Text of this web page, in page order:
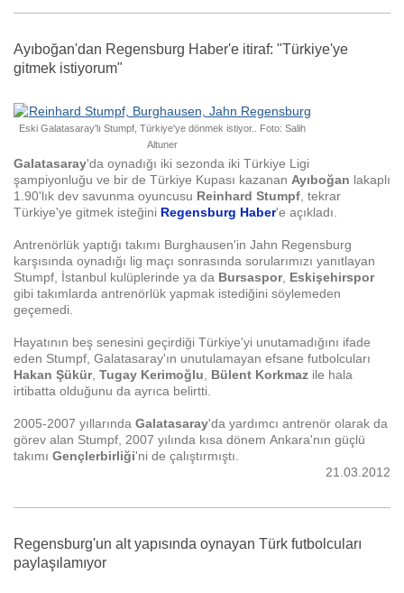
Ayıboğan'dan Regensburg Haber'e itiraf: "Türkiye'ye
gitmek istiyorum"
Eski Galatasaray'lı Stumpf, Türkiye'ye dönmek istiyor.. Foto: Salih
Altuner
Galatasaray'da oynadığı iki sezonda iki Türkiye Ligi
şampiyonluğu ve bir de Türkiye Kupası kazanan Ayıboğan lakaplı
1.90'lık dev savunma oyuncusu Reinhard Stumpf , tekrar
Türkiye'ye gitmek isteğini Regensburg Haber'e açıkladı.
Antrenörlük yaptığı takımı Burghausen'in Jahn Regensburg
karşısında oynadığı lig maçı sonrasında sorularımızı yanıtlayan
Stumpf, İstanbul kulüplerinde ya da Bursaspor, Eskişehirspor
gibi takımlarda antrenörlük yapmak istediğini söylemeden
geçemedi.
Hayatının beş senesini geçirdiği Türkiye'yi unutamadığını ifade
eden Stumpf, Galatasaray'ın unutulamayan efsane futbolcuları
Hakan Şükür, Tugay Kerimoğlu Bülent Korkmaz ile hala
irtibatta olduğunu da ayrıca belirtti.
2005-2007 yıllarında Galatasaray'da yardımcı antrenör olarak da
görev alan Stumpf, 2007 yılında kısa dönem Ankara'nın güçlü
takımı Gençlerbirliği'ni de çalıştırmıştı.
21.03.2012
Regensburg'un alt yapısında oynayan Türk futbolcuları
paylaşılamıyor